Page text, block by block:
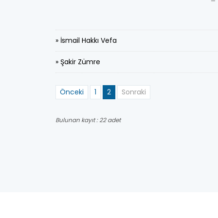
» İsmail Hakkı Vefa
» Şakir Zümre
Önceki 1 2 Sonraki
Bulunan kayıt : 22 adet